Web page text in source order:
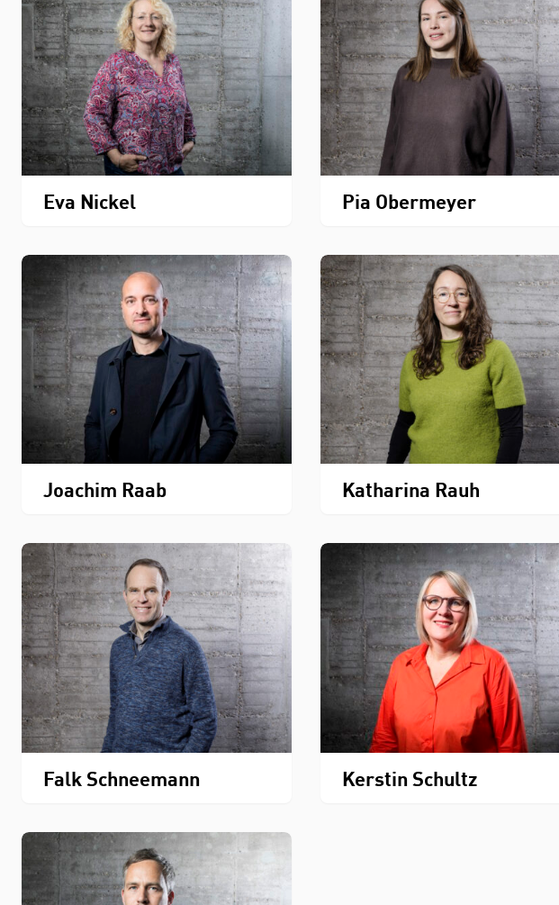
Eva Nickel Pia Obermeyer
Joachim Raab Katharina Rauh
Falk Schneemann Kerstin Schultz